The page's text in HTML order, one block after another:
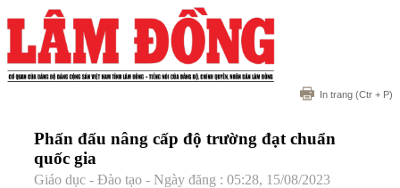
In trang (Ctr + P)
Phấn đấu nâng cấp độ trường đạt chuẩn
quốc gia
Giáo dục - Đào tạo - Ngày đăng : 05:28, 15/08/2023